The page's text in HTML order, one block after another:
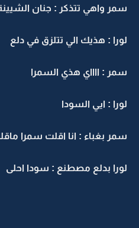
سمر واهي تتذكر : جنان
لورا : هذيك الي تتلزق في دلع
سمر : ااااي هذي السمرا
لورا : ايي السودا
سمر بغباء : انا اقلت سمرا
لورا بدلع مصطنع : سودا احلى